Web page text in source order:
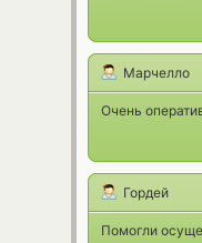
Марчелло
Очень
Гордей
Помогли